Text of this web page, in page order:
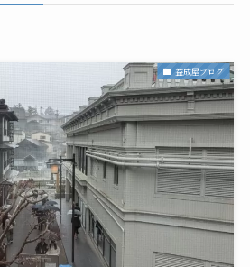
益成屋ブログ